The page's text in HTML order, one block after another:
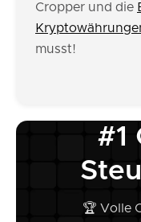
Cropper und die
musst!
#1
🏆 Volle